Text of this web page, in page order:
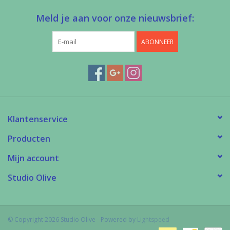
Meld je aan voor onze nieuwsbrief:
ABONNEER
Klantenservice
Producten
Mijn account
Studio Olive
© Copyright 2026 Studio Olive - Powered by Lightspeed